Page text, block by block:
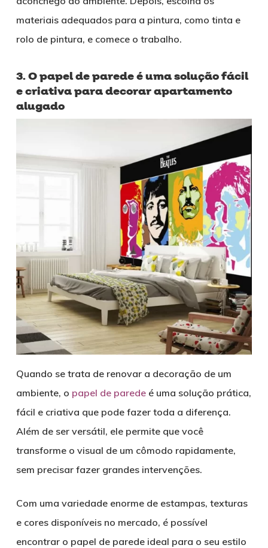
materiais adequados para a pintura, como tinta e
rolo de pintura, e comece o trabalho.
3. O papel de parede é uma solução fácil
e criativa para decorar apartamento
alugado
Quando se trata de renovar a decoração de um
ambiente, o papel de paredeé uma solução prática,
fácil e criativa que pode fazer toda a diferença.
Além de ser versátil, ele permite que você
transforme o visual de um cômodo rapidamente,
sem precisar fazer grandes intervenções.
Com uma variedade enorme de estampas, texturas
e cores disponíveis no mercado, é possível
encontrar o papel de parede ideal para o seu estilo